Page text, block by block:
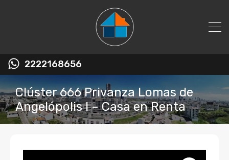
2222168656
Clúster 666 Privanza Lomas de
Angelópolis I – Casa en Renta